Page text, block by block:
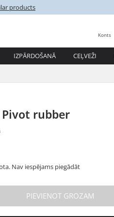
products
Konts
IZPĀRDOŠANĀ CEĻVEŽI
Pivot rubber
Nav iespējams piegādāt
PIEVIENOT GROZAM